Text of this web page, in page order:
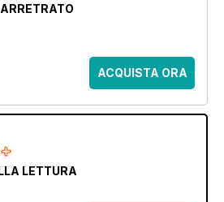
ACQUISTA ORA
LETTURA